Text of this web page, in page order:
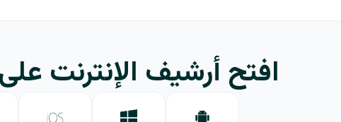
افتح أرشيف الإنترنت